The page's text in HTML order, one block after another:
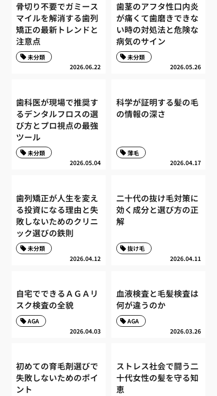
骨切り不要でガミース
マイルを解消する歯列
矯正の最新トレンドと
注意点
2026.06.22
未分類
歯茎のアフタ性口内炎
が痛くて歯磨きできな
い時の対処法と危険な
病気のサイン
2026.05.26
未分類
歯科医が現場で推奨す
るデンタルフロスの選
び方とプロ視点の最強
ツール
2026.05.04
未分類
科学が証明する髪の毛
の情報の深さ
2026.04.17
薄毛
歯列矯正が人生を変え
る投資になる理由と失
敗しないためのクリニ
ック選びの鉄則
2026.04.12
未分類
二十代の抜け毛対策に
効く成分と選び方の正
解
2026.04.11
抜け毛
自宅でできるＡＧＡリ
スク検査の全貌
2026.04.03
AGA
血液検査と毛髪検査は
何が違うのか
2026.03.26
AGA
初めての育毛剤選びで
失敗しないためのポイ
ント
ストレス社会で闘う二
十代女性の髪を守る知
恵